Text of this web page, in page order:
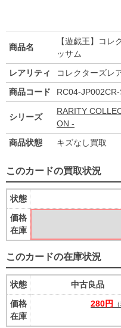
商品名
【遊戯王】コ
ッサム
レアリティ
コレクターズレ
商品コード
RC04-
シリーズ
RARITY
ON -
商品状態
キズなし買取
このカードの買取状況
状態
価格
在庫
このカードの在庫状況
状態
価格
在庫
中古良品
280円